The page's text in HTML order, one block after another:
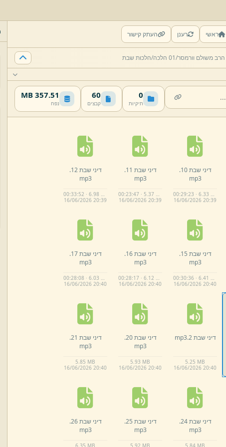
ראשי רענן העתק קישור
01 הלכה/ הלכות שבת
0
תיקיות
60
קבצים
357.51 MB
נפח
דיני שבת 10.
mp3
00:29:23 · 6.33 MB
16/06/2026 20:39
דיני שבת 11.
mp3
00:23:47 · 5.37 MB
16/06/2026 20:39
דיני שבת 12.
mp3
00:33:52 · 6.98 MB
16/06/2026 20:39
דיני שבת 15.
mp3
00:30:36 · 6.41 MB
16/06/2026 20:40
דיני שבת 16.
mp3
00:28:17 · 6.12 MB
16/06/2026 20:40
דיני שבת 17.
mp3
00:28:08 · 6.03 MB
16/06/2026 20:40
דיני שבת 2. mp3
5.25 MB
16/06/2026 20:40
דיני שבת 20.
mp3
5.93 MB
16/06/2026 20:40
דיני שבת 21.
mp3
5.85 MB
16/06/2026 20:40
דיני שבת 24.
mp3
5. 84 MB
דיני שבת 25.
mp3
5. 92 MB
דיני שבת 26.
mp3
6. 35 MB